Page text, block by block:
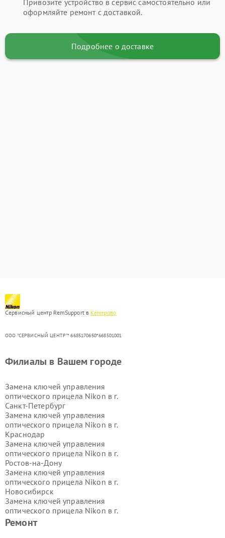
Привозите устройство в сервис самостоятельно или
оформляйте ремонт с доставкой.
Подробнее о доставке
Сервисный центр RemSupport в Кемерово
ООО "СЕРВИСНЫЙ ЦЕНТР"* 6685170650*668501001
Ремонт
Филиалы в Вашем городе
Замена ключей управления
оптического прицела Nikon в г.
Санкт-Петербург
Замена ключей управления
оптического прицела Nikon в г.
Краснодар
Замена ключей управления
оптического прицела Nikon в г.
Ростов-на-Дону
Замена ключей управления
оптического прицела Nikon в г.
Новосибирск
Замена ключей управления
оптического прицела Nikon в г.
Екатеринбург